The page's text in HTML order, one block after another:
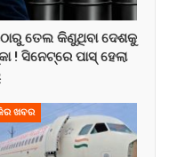
ତେଲ କିଣୁଥିବା ଦେଶକୁ
! ସିନେଟ୍‌ରେ ପାସ୍ ହେଲା
ଖବର